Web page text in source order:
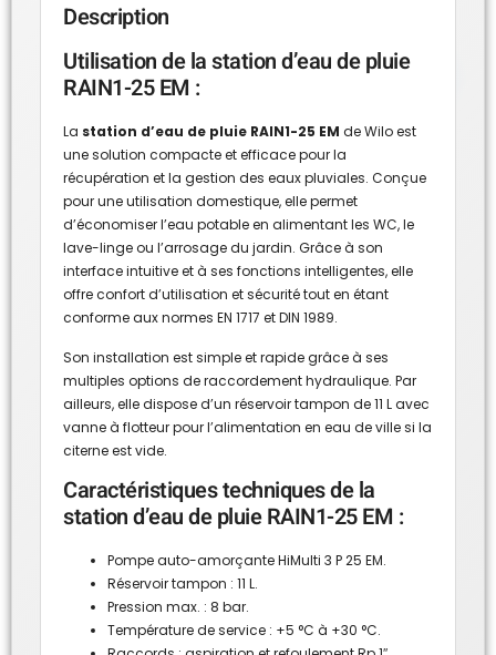
Description
Utilisation de la station d’eau de pluie
RAIN1-25 EM :
La station d’eau de pluie RAIN1-25 EM de Wilo est
une solution compacte et efficace pour la
récupération et la gestion des eaux pluviales. Conçue
pour une utilisation domestique, elle permet
d’économiser l’eau potable en alimentant les WC, le
lave-linge ou l’arrosage du jardin. Grâce à son
interface intuitive et à ses fonctions intelligentes, elle
offre confort d’utilisation et sécurité tout en étant
conforme aux normes EN 1717 et DIN 1989.
Son installation est simple et rapide grâce à ses
multiples options de raccordement hydraulique. Par
ailleurs, elle dispose d’un réservoir tampon de 11 L avec
vanne à flotteur pour l’alimentation en eau de ville si la
citerne est vide.
Caractéristiques techniques de la
station d’eau de pluie RAIN1-25 EM :
Pompe auto-amorçante HiMulti 3 P 25 EM.
Réservoir tampon : 11 L.
Pression max. : 8 bar.
Température de service : +5 °C à +30 °C.